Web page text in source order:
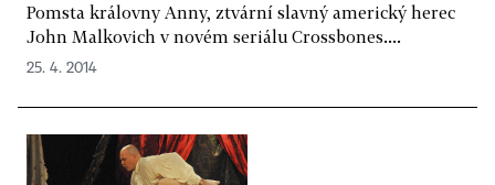
Pomsta královny Anny, ztvární slavný americký herec
John Malkovich v novém seriálu Crossbones....
25. 4. 2014